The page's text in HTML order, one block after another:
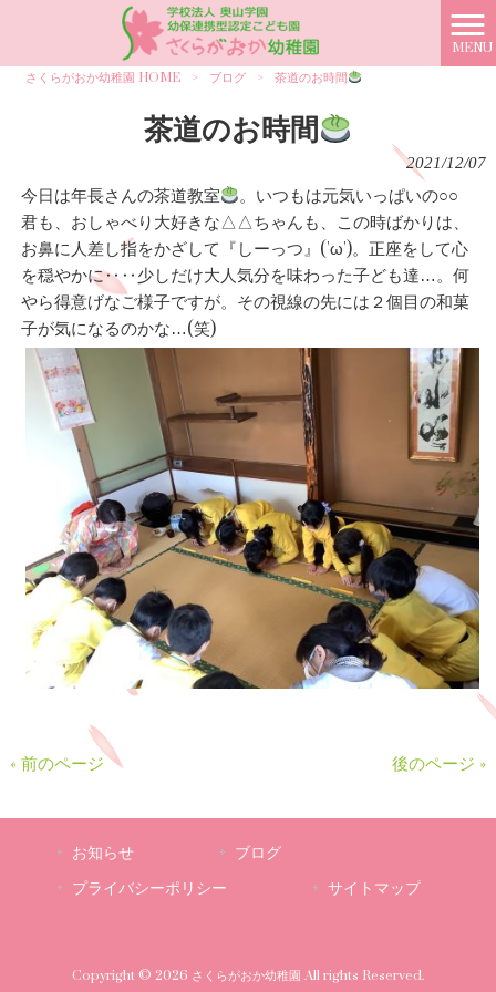
MENU
さくらがおか幼稚園 HOME
> ブログ > 茶道のお時間
茶道のお時間
2021/12/07
今日は年長さんの茶道教室
。いつもは元気いっぱいの○○
君も、おしゃべり大好きな△△ちゃんも、この時ばかりは、
お鼻に人差し指をかざして『しーっつ』('ω')。正座をして心
を穏やかに‥‥少しだけ大人気分を味わった子ども達…。何
やら得意げなご様子ですが。その視線の先には２個目の和菓
子が気になるのかな…(笑)
« 前のページ 後のページ »
お知らせ
ブログ
プライバシーポリシー
サイトマップ
Copyright © 2026 さくらがおか幼稚園 All rights Reserved.